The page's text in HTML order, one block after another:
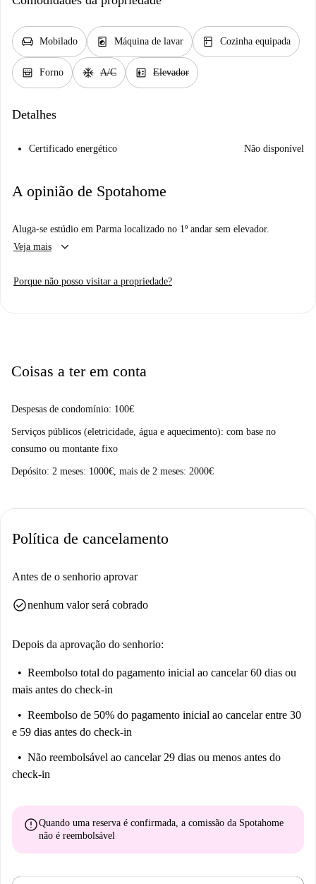
chair Mobilado local_laundry_service Máquina de lavar kitchen Cozinha equipada
oven_gen Forno ac_unit A/C elevator Elevador
Detalhes
Certificado energético Não disponível
A opinião de Spotahome
Aluga-se estúdio em Parma localizado no 1º andar sem elevador.
Veja mais
keyboard_arrow_down
Porque não posso visitar a propriedade?
Coisas a ter em conta
Despesas de condomínio: 100€
Serviços públicos (eletricidade, água e aquecimento): com base no
consumo ou montante fixo
Depósito: 2 meses: 1000€, mais de 2 meses: 2000€
Política de cancelamento
Antes de o senhorio aprovar
check_circlenenhum valor será cobrado
Depois da aprovação do senhorio:
Reembolso total do pagamento inicial ao cancelar 60 dias ou
mais antes do check-in
Reembolso de 50% do pagamento inicial ao cancelar entre 30
e 59 dias antes do check-in
Não reembolsável ao cancelar 29 dias ou menos antes do
check-in
errorQuando uma reserva é confirmada, a comissão da Spotahome
não é reembolsável